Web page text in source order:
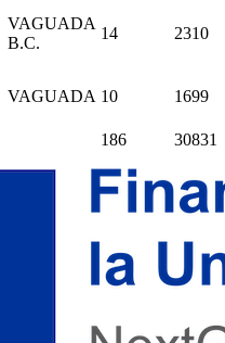
VAGUADA
B.C.
14 2310
VAGUADA 10 1699
186 30831